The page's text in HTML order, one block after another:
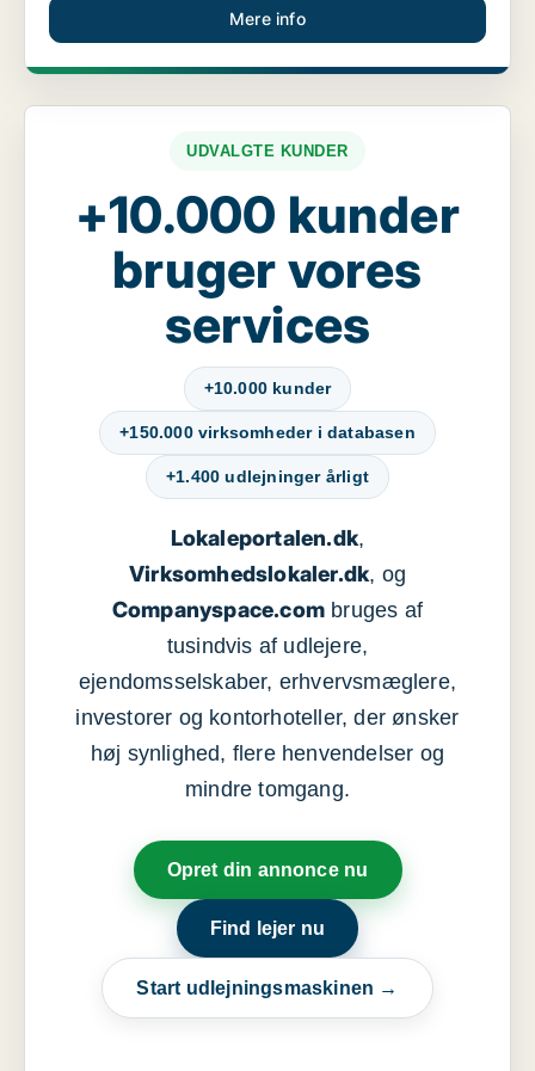
Mere info
UDVALGTE KUNDER
+10.000 kunder
bruger vores
services
+10.000 kunder
+150.000 virksomheder i databasen
+1.400 udlejninger årligt
Lokaleportalen.dk,
Virksomhedslokaler.dk, og
Companyspace.com bruges af
tusindvis af udlejere,
ejendomsselskaber, erhvervsmæglere,
investorer og kontorhoteller, der ønsker
høj synlighed, flere henvendelser og
mindre tomgang.
Opret din annonce nu
Find lejer nu
Start udlejningsmaskinen →